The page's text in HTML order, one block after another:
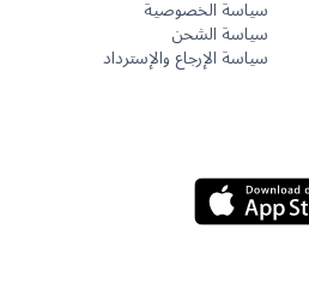
سياسة الخصوصية
سياسة الشحن
سياسة الإرجاع والإسترداد